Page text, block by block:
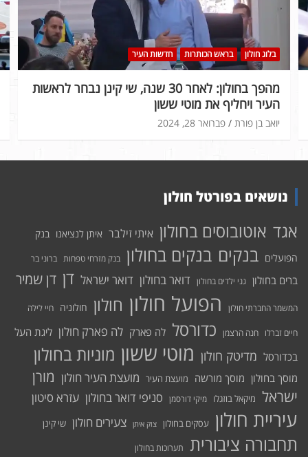
בלוג חולון בראש הכותרות חדשות העיר
מהפך בחולון: לאחר 30 שנה, שי קינן נבחר לראשות
העיר ויחליף את מוטי ששון
פברואר 28, 2024 יואב בן פורת
נושאים בפורטל חולון
אגד אוטובוסים בחולון איתי זילבר איתן לנציאנו בנק
הפועלים בנקים בנקים בחולון בנק מזרחי טפחות ברוני בר
ברים בחולון גני ילדים בחולון דואר בחולון דואר ישראל דן דן שמיר
המשמר החברתי חולון הפועל חולון חולון חולוניה חיי לילה
חיים זברלו חנה הרצמן כדורסל לה פארק לה פארק חולון ליגת העל
בכדורסל מדיטק חולון מוטי ששון מוניות בחולון
מוסך בחולון מוסך מורשה מועצת העיר מועצת העיר חולון מורן
ישראל מיקאל בוזגלו מיקי דורסמן סניפי דואר בחולון עזרא סיטון
עיריית חולון עסקים בחולון צוק איתן צעירים חולון שי קינן
תחבורה ציבורית תערוכות בחולון